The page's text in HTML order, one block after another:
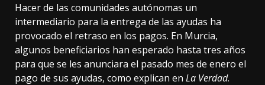
Hacer de las comunidades autónomas un
intermediario para la entrega de las ayudas ha
provocado el retraso en los pagos. En Murcia,
algunos beneficiarios han esperado hasta tres años
para que se les anunciara el pasado mes de enero el
pago de sus ayudas, como explican en La Verdad.